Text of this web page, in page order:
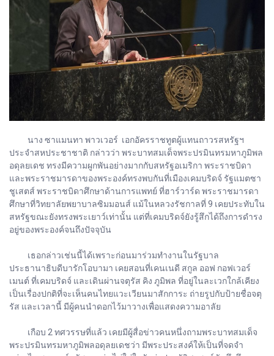
นาง ซาแมนทา พาวเวอร์ เอกอัครราชทูตผู้แทนถาวรสหรัฐฯ
ประจำสหประชาชาติ กล่าวว่า พระบาทสมเด็จพระปรมินทรมหาภูมิพล
อดุลยเดช ทรงมีความผูกพันอย่างมากกับสหรัฐอเมริกา พระราชบิดา
และพระราชมารดาของพระองค์ทรงพบกันที่เมืองเคมบริดจ์ รัฐแมตซา
ชูเสตส์ พระราชบิดาศึกษาด้านการแพทย์ ที่ฮาร์วาร์ด พระราชมารดา
ศึกษาที่วิทยาลัยพยาบาลซิมมอนส์ แม้ในหลวงรัชกาลที่ 9 เคยประทับใน
สหรัฐขณะยังทรงพระเยาว์เท่านั้น แต่ที่เคมบริดจ์ยังรู้สึกได้ถึงการดำรง
อยู่ของพระองค์จนถึงปัจจุบัน
เธอกล่าวเช่นนี้ได้เพราะก่อนมาร่วมทำงานในรัฐบาล
ประธานาธิบดีบารักโอบามา เคยสอนที่เคนเนดี สกูล ออฟ กอฟเวอร์
เมนต์ ที่เคมบริดจ์ และเดินผ่านจตุรัส คิง ภูมิพล ที่อยู่ในละเวกใกล้เคียง
เป็นเรื่องปกติที่จะเห็นคนไทยแวะเวียนมาสักการะ ถ่ายรูปกับป้ายชื่อจตุ
รัส และเวลานี้ มีผู้คนนำดอกไว้มาวางเพื่อแสดงความอาลัย
เกือบ 2 ทศวรรษที่แล้ว เคยมีผู้สื่อข่าวคนหนึ่งถามพระบาทสมเด็จ
พระปรมินทรมหาภูมิพลอดุลยเดชว่า มีพระประสงค์ให้เป็นที่จดจำ